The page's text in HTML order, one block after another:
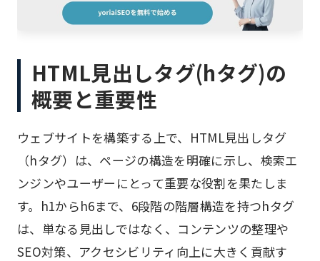
HTML見出しタグ(hタグ)の
概要と重要性
ウェブサイトを構築する上で、HTML見出しタグ
（hタグ）は、ページの構造を明確に示し、検索エ
ンジンやユーザーにとって重要な役割を果たしま
す。h1からh6まで、6段階の階層構造を持つhタグ
は、単なる見出しではなく、コンテンツの整理や
SEO対策、アクセシビリティ向上に大きく貢献す